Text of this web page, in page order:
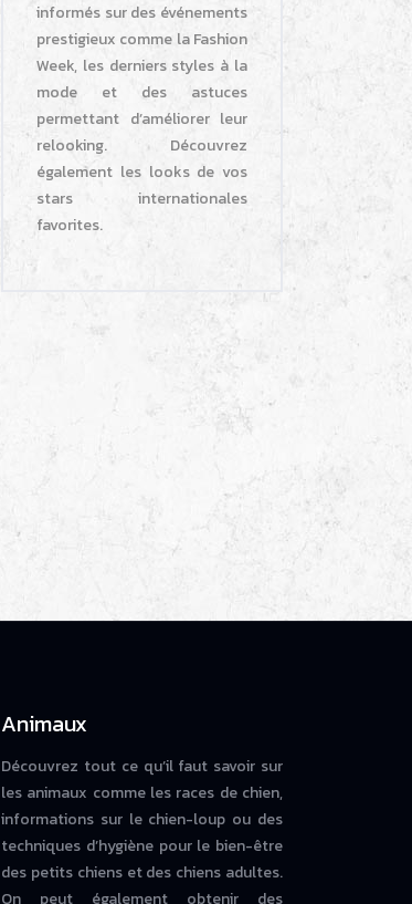
informés sur des événements
prestigieux comme la Fashion
Week, les derniers styles à la
mode et des astuces
permettant d’améliorer leur
relooking. Découvrez
également les looks de vos
stars internationales
favorites.
Animaux
Découvrez tout ce qu’il faut savoir sur
les animaux comme les races de chien,
informations sur le chien-loup ou des
techniques d’hygiène pour le bien-être
des petits chiens et des chiens adultes.
On peut également obtenir des